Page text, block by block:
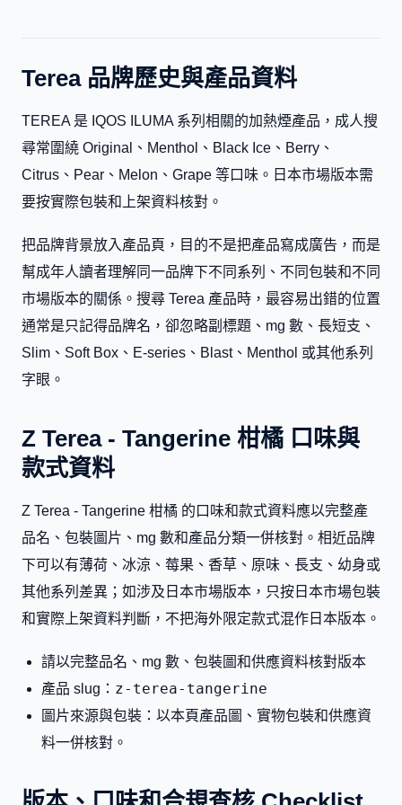
Terea 品牌歷史與產品資料
TEREA 是 IQOS ILUMA 系列相關的加熱煙產品，成人搜
尋常圍繞 Original、Menthol、Black Ice、Berry、
Citrus、Pear、Melon、Grape 等口味。日本市場版本需
要按實際包裝和上架資料核對。
把品牌背景放入產品頁，目的不是把產品寫成廣告，而是
幫成年人讀者理解同一品牌下不同系列、不同包裝和不同
市場版本的關係。搜尋 Terea 產品時，最容易出錯的位置
通常是只記得品牌名，卻忽略副標題、mg 數、長短支、
Slim、Soft Box、E-series、Blast、Menthol 或其他系列
字眼。
Z Terea - Tangerine 柑橘 口味與
款式資料
Z Terea - Tangerine 柑橘 的口味和款式資料應以完整產
品名、包裝圖片、mg 數和產品分類一併核對。相近品牌
下可以有薄荷、冰涼、莓果、香草、原味、長支、幼身或
其他系列差異；如涉及日本市場版本，只按日本市場包裝
和實際上架資料判斷，不把海外限定款式混作日本版本。
請以完整品名、mg 數、包裝圖和供應資料核對版本
產品 slug： z-terea-tangerine
圖片來源與包裝：以本頁產品圖、實物包裝和供應資
料一併核對。